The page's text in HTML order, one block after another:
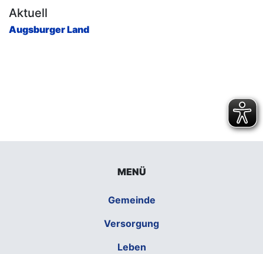
Aktuell
Augsburger Land
MENÜ
Gemeinde
Versorgung
Leben